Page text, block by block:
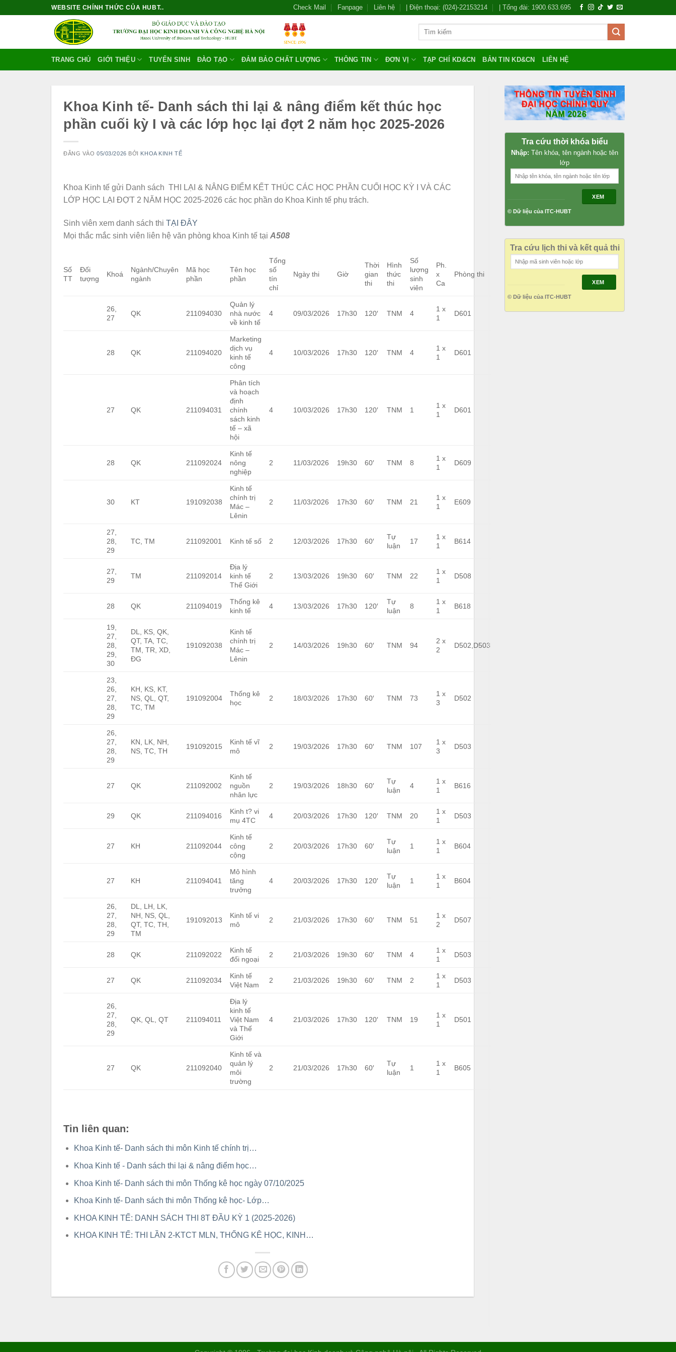
WEBSITE CHÍNH THỨC CỦA HUBT.. Check Mail Fanpage Liên hệ | Điện thoại: (024)-22153214 | Tổng đài: 1900.633.695
TRANG CHỦ GIỚI THIỆU TUYỂN SINH ĐÀO TẠO ĐẢM BẢO CHẤT LƯỢNG THÔNG TIN ĐƠN VỊ TẠP CHÍ KD&CN BẢN TIN KD&CN LIÊN HỆ
Khoa Kinh tế- Danh sách thi lại & nâng điểm kết thúc học
phần cuối kỳ I và các lớp học lại đợt 2 năm học 2025-2026
ĐĂNG VÀO05/03/2026 BỞI KHOA KINH TẾ
Khoa Kinh tế gửi Danh sách THI LẠI & NÂNG ĐIỂM KẾT THÚC CÁC HỌC PHẦN CUỐI HỌC KỲ I VÀ CÁC
LỚP HỌC LẠI ĐỢT 2 NĂM HỌC 2025-2026 các học phần do Khoa Kinh tế phụ trách.
Sinh viên xem danh sách thi TẠI ĐÂY
Mọi thắc mắc sinh viên liên hệ văn phòng khoa Kinh tế tại A508
Số
TT
Đối
tượng
Khoá
Ngành/Chuyên
ngành
Mã học
phần
Tên học
phần
Tổng
số
tín
chỉ
Ngày thi Giờ
Thời
gian
thi
Hình
thức
thi
Số
lượng
sinh
viên
Ph.
x
Ca
Phòng thi
26,
27
QK 211094030
Quản lý
nhà nước
về kinh tế
4 09/03/2026 17h30 120′ TNM 4
1 x
1
D601
28 QK 211094020
Marketing
dịch vụ
kinh tế
công
4 10/03/2026 17h30 120′ TNM 4
1 x
1
D601
27 QK 211094031
Phân tích
và hoạch
định
chính
sách kinh
tế – xã
hội
4 10/03/2026 17h30 120′ TNM 1
1 x
1
D601
28 QK 211092024
Kinh tế
nông
nghiệp
2 11/03/2026 19h30 60′ TNM 8
1 x
1
D609
30 KT 191092038
Kinh tế
chính trị
Mác –
Lênin
2 11/03/2026 17h30 60′ TNM 21
1 x
1
E609
27,
28,
29
TC, TM 211092001 Kinh tế số 2 12/03/2026 17h30 60′
Tự
luận
17
1 x
1
B614
27,
29
TM 211092014
Địa lý
kinh tế
Thế Giới
2 13/03/2026 19h30 60′ TNM 22
1 x
1
D508
28 QK 211094019
Thống kê
kinh tế
4 13/03/2026 17h30 120′
Tự
luận
8
1 x
1
B618
19,
27,
28,
29,
30
DL, KS, QK,
QT, TA, TC,
TM, TR, XD,
ĐG
191092038
Kinh tế
chính trị
Mác –
Lênin
2 14/03/2026 19h30 60′ TNM 94
2 x
2
D502,D503
23,
26,
27,
28,
29
KH, KS, KT,
NS, QL, QT,
TC, TM
191092004
Thống kê
học
2 18/03/2026 17h30 60′ TNM 73
1 x
3
D502
26,
27,
28,
29
KN, LK, NH,
NS, TC, TH
191092015
Kinh tế vĩ
mô
2 19/03/2026 17h30 60′ TNM 107
1 x
3
D503
27 QK 211092002
Kinh tế
nguồn
nhân lực
2 19/03/2026 18h30 60′
Tự
luận
4
1 x
1
B616
29 QK 211094016
Kinh t? vi
mụ 4TC
4 20/03/2026 17h30 120′ TNM 20
1 x
1
D503
27 KH 211092044
Kinh tế
công
cộng
2 20/03/2026 17h30 60′
Tự
luận
1
1 x
1
B604
27 KH 211094041
Mô hình
tăng
trưởng
4 20/03/2026 17h30 120′
Tự
luận
1
1 x
1
B604
26,
27,
28,
29
DL, LH, LK,
NH, NS, QL,
QT, TC, TH,
TM
191092013
Kinh tế vi
mô
2 21/03/2026 17h30 60′ TNM 51
1 x
2
D507
28 QK 211092022
Kinh tế
đối ngoại
2 21/03/2026 19h30 60′ TNM 4
1 x
1
D503
27 QK 211092034
Kinh tế
Việt Nam
2 21/03/2026 19h30 60′ TNM 2
1 x
1
D503
26,
27,
28,
29
QK, QL, QT 211094011
Địa lý
kinh tế
Việt Nam
và Thế
Giới
4 21/03/2026 17h30 120′ TNM 19
1 x
1
D501
27 QK 211092040
Kinh tế và
quản lý
môi
trường
2 21/03/2026 17h30 60′
Tự
luận
1
1 x
1
B605
Tin liên quan:
Khoa Kinh tế- Danh sách thi môn Kinh tế chính trị…
Khoa Kinh tế - Danh sách thi lại & nâng điểm học…
Khoa Kinh tế- Danh sách thi môn Thống kê học ngày 07/10/2025
Khoa Kinh tế- Danh sách thi môn Thống kê học- Lớp…
KHOA KINH TẾ: DANH SÁCH THI 8T ĐẦU KỲ 1 (2025-2026)
KHOA KINH TẾ: THI LẦN 2-KTCT MLN, THỐNG KÊ HỌC, KINH…
Tra cứu thời khóa biểu
Nhập: Tên khóa, tên ngành hoặc tên
lớp
XEM
© Dữ liệu của ITC-HUBT
Tra cứu lịch thi và kết quả thi
XEM
© Dữ liệu của ITC-HUBT